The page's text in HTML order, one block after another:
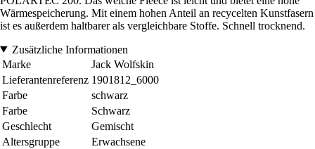
Wärmespeicherung. Mit einem hohen Anteil an recycelten Kunstfasern
ist es außerdem haltbarer als vergleichbare Stoffe. Schnell trocknend.
Zusätzliche Informationen
Marke
Jack Wolfskin
Lieferantenreferenz 1901812_6000
Farbe
schwarz
Farbe
Schwarz
Geschlecht
Gemischt
Altersgruppe
Erwachsene